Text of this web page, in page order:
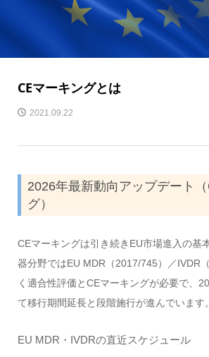
CEマーキングとは
2021.09.22
2026年最新動向アップデート
グ）
CEマーキングは引き続きEU市場進入の基
器分野ではEU MDR（2017/745）／IVDR
く適合性評価とCEマーキングが必要で、
て移行期間延長と段階施行が進んでいます。
EU MDR・IVDRの直近スケジュール